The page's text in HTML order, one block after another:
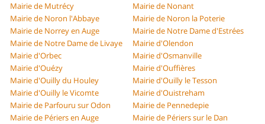
Mairie de Mutrécy
Mairie de Nonant
Mairie de Noron l'Abbaye
Mairie de Noron la Poterie
Mairie de Norrey en Auge
Mairie de Notre Dame d'Estrées
Mairie de Notre Dame de Livaye
Mairie d'Olendon
Mairie d'Orbec
Mairie d'Osmanville
Mairie d'Ouézy
Mairie d'Ouffières
Mairie d'Ouilly du Houley
Mairie d'Ouilly le Tesson
Mairie d'Ouilly le Vicomte
Mairie d'Ouistreham
Mairie de Parfouru sur Odon
Mairie de Pennedepie
Mairie de Périers en Auge
Mairie de Périers sur le Dan